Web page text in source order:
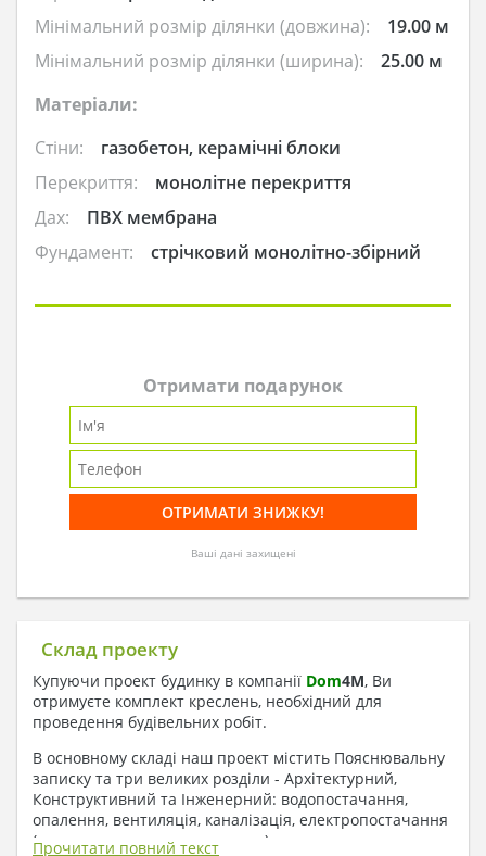
Мінімальний розмір ділянки (довжина):
19.00 м
Мінімальний розмір ділянки (ширина):
25.00 м
Матеріали:
Стіни:
газобетон, керамічні блоки
Перекриття:
монолітне перекриття
Дах:
ПВХ мембрана
Фундамент:
стрічковий монолітно-збірний
Отримати подарунок
Ваші дані захищені
Склад проекту
Купуючи проект будинку в компанії Dom4M, Ви
отримуєте комплект креслень, необхідний для
проведення будівельних робіт.
В основному складі наш проект містить Пояснювальну
записку та три великих розділи - Архітектурний,
Конструктивний та Інженерний: водопостачання,
опалення, вентиляція, каналізація, електропостачання
( купується за додаткову плату ).
Прочитати повний текст